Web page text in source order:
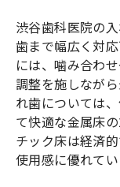
渋谷歯科医院の
歯まで幅広く対
には、噛み合わ
調整を施しなが
れ歯については
て快適な金属床
チック床は経済
使用感に優れてい